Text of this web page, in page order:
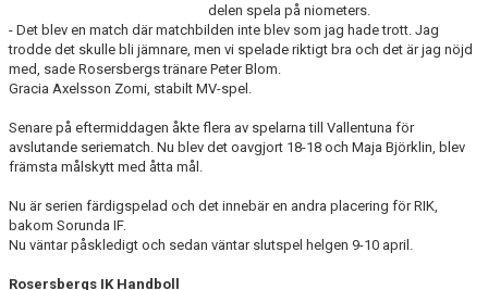
delen spela på niometers.
- Det blev en match där matchbilden inte blev som jag hade trott. Jag
trodde det skulle bli jämnare, men vi spelade riktigt bra och det är jag nöjd
med, sade Rosersbergs tränare Peter Blom.
Gracia Axelsson Zomi, stabilt MV-spel.
Senare på eftermiddagen åkte flera av spelarna till Vallentuna för
avslutande seriematch. Nu blev det oavgjort 18-18 och Maja Björklin, blev
främsta målskytt med åtta mål.
Nu är serien färdigspelad och det innebär en andra placering för RIK,
bakom Sorunda IF.
Nu väntar påskledigt och sedan väntar slutspel helgen 9-10 april.
Rosersbergs IK Handboll